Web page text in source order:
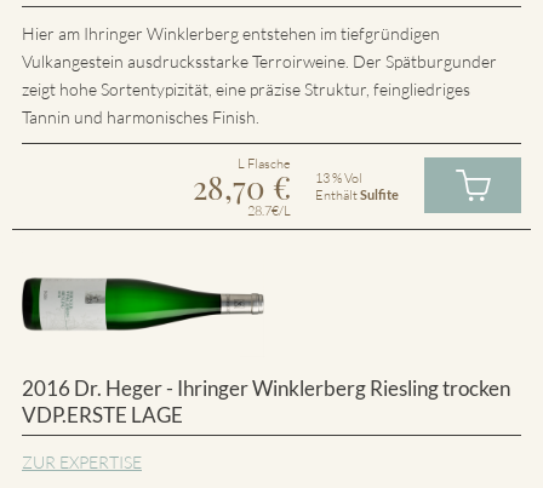
Hier am Ihringer Winklerberg entstehen im tiefgründigen
Vulkangestein ausdrucksstarke Terroirweine. Der Spätburgunder
zeigt hohe Sortentypizität, eine präzise Struktur, feingliedriges
Tannin und harmonisches Finish.
L Flasche
28,70 €
28.7€/L
13 % Vol
EnthältSulfite
2016 Dr. Heger - Ihringer Winklerberg Riesling trocken
VDP.ERSTE LAGE
ZUR EXPERTISE